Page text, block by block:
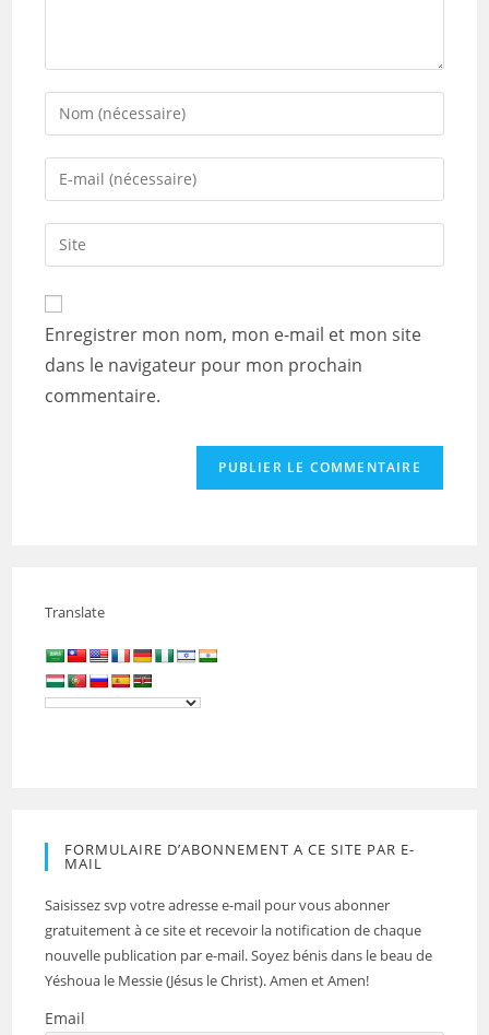
Enter
your
name
comment
Enter
your
email
address
Saisir
l’URL
votre
site
(facultatif)
Enregistrer mon nom, mon e-mail et mon site
dans le navigateur pour mon prochain
commentaire.
Translate
FORMULAIRE D’ABONNEMENT A CE SITE PAR E-
MAIL
Saisissez svp votre adresse e-mail pour vous abonner
gratuitement à ce site et recevoir la notification de chaque
nouvelle publication par e-mail. Soyez bénis dans le beau de
Yéshoua le Messie (Jésus le Christ). Amen et Amen!
Email